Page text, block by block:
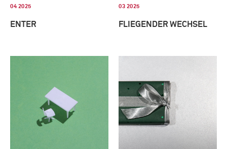
04 2025
ENTER
03 2025
FLIEGENDER WECHSEL